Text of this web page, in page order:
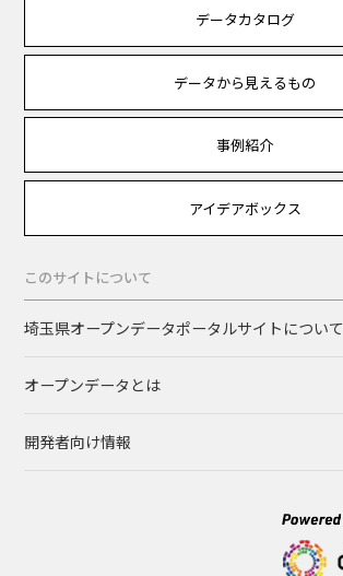
データカタログ
データから見えるもの
事例紹介
アイデアボックス
このサイトについて
埼玉県オープンデータポータルサイトについて
オープンデータとは
開発者向け情報